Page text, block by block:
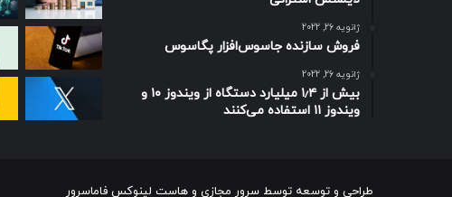
ژانویه 26, 2022
فروش سازنده جاسوس‌افزار پگاسوس
ژانویه 26, 2022
بیش از ۱٫۴ میلیارد دستگاه از ویندوز ۱۰ و
ویندوز ۱۱ استفاده می‌کنند
طراحی و توسعه توسط سرور مجازی و هاست لینوکس فاماسرور